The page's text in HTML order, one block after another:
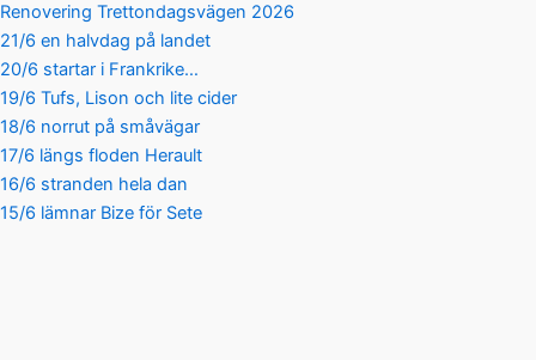
Renovering Trettondagsvägen 2026
21/6 en halvdag på landet
20/6 startar i Frankrike…
19/6 Tufs, Lison och lite cider
18/6 norrut på småvägar
17/6 längs floden Herault
16/6 stranden hela dan
15/6 lämnar Bize för Sete